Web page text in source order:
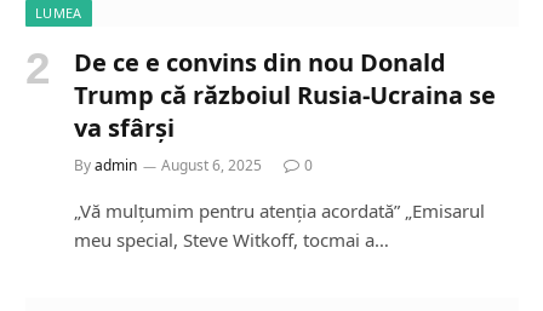
LUMEA
De ce e convins din nou Donald
Trump că războiul Rusia-Ucraina se
va sfârși
Byadmin August 6, 2025 0
„Vă mulțumim pentru atenția acordată” „Emisarul
meu special, Steve Witkoff, tocmai a…